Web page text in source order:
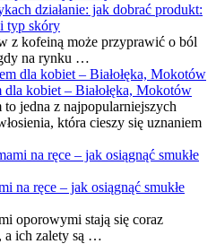
działanie: jak dobrać produkt:
typ skóry
z kofeiną może przyprawić o ból
gdy na rynku …
kobiet – Białołęka, Mokotów
jedna z najpopularniejszych
która cieszy się uznaniem
na ręce – jak osiągnąć smukłe
oporowymi stają się coraz
a ich zalety są …